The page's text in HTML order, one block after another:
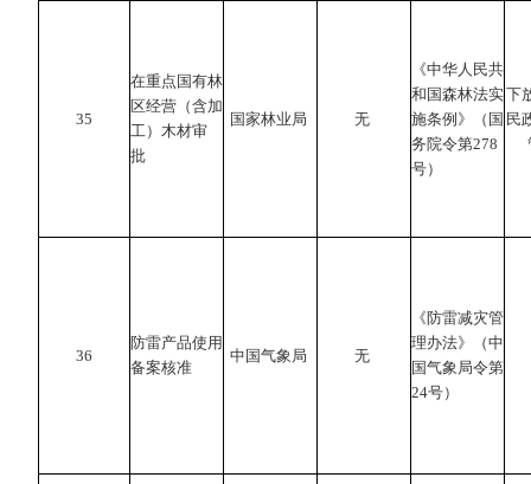
35
在重点国有林
区经营（含加
工）木材审
批
国家林业局 无
《中华人民共
和国森林法实
施条例》（国
务院令第278
号）
下
民
36
防雷产品使用
备案核准
中国气象局 无
《防雷减灾管
理办法》（中
国气象局令第
24号）